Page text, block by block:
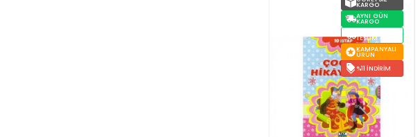
KARGO
AYNI GÜN
KARGO
TESLIM
KAMPANYALI
ÜRÜN
%11 İNDIRIM